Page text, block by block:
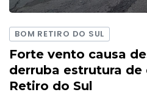
BOM RETIRO DO SUL
Forte vento causa
derruba estrutura
Retiro do Sul